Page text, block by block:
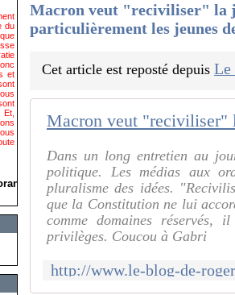
du
et
Macron veut "reciviliser" la
particulièrement les jeunes
Cet article est reposté depuisLe
Dans un long entretien au
politique. Les médias aux
pluralisme des idées.
que la Constitution ne lui
comme domaines réservés,
privilèges. Coucou à Gabri